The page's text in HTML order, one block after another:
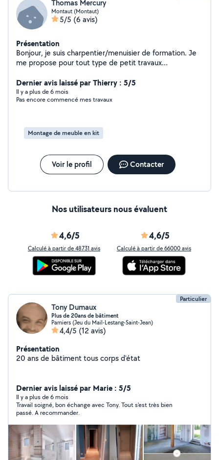
Thomas Mercury
Montaut (Montaut)
5/5 (6 avis)
Présentation
Bonjour, je suis charpentier/menuisier de formation. Je
me propose pour tout type de petit travaux
couverture, l'isolation, la peinture et tout travaux de
jardinage. Merci pour votre confiance.
Dernier avis laissé par Thierry : 5/5
Il y a plus de 6 mois
Pas encore commencé mes travaux
Montage de meuble en kit
Voir le profil Contacter
Nos utilisateurs nous évaluent
4,6/5
Calculé à partir de 48731 avis
4,6/5
Calculé à partir de 66000 avis
Particulier
Tony Dumaux
Plus de 20ans de bâtiment
Pamiers (Jeu du Mail-Lestang-Saint-Jean)
4,4/5 (12 avis)
Présentation
20 ans de bâtiment tous corps d'état
Dernier avis laissé par Marie : 5/5
Il y a plus de 6 mois
Travail soigné, bon échange avec Tony. Tout s'est très bien
passé. A recommander.